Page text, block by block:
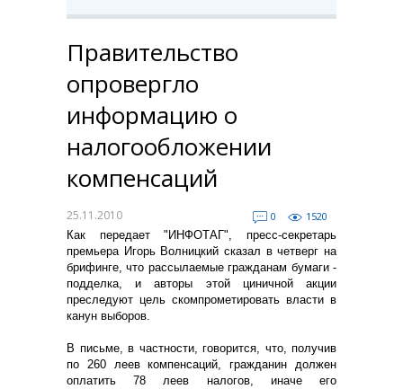
Правительство
опровергло
информацию о
налогообложении
компенсаций
25.11.2010 0
1520
Как передает "ИНФОТАГ", пресс-секретарь
премьера Игорь Волницкий сказал в четверг на
брифинге, что рассылаемые гражданам бумаги -
подделка, и авторы этой циничной акции
преследуют цель скомпрометировать власти в
канун выборов.
В письме, в частности, говорится, что, получив
по 260 леев компенсаций, гражданин должен
оплатить 78 леев налогов, иначе его